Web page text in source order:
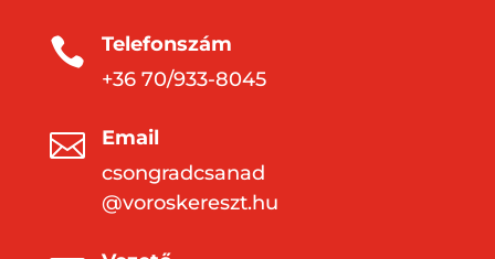

Telefonszám
+36 70/933-8045

Email
csongradcsanad
@voroskereszt.hu